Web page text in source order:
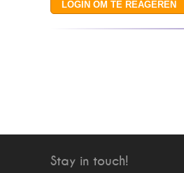
Stay in touch!